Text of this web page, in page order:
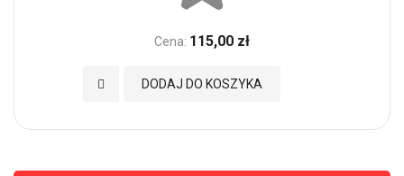
Cena: 115,00 zł
DODAJ DO KOSZYKA
Dodaj do Ulubionych